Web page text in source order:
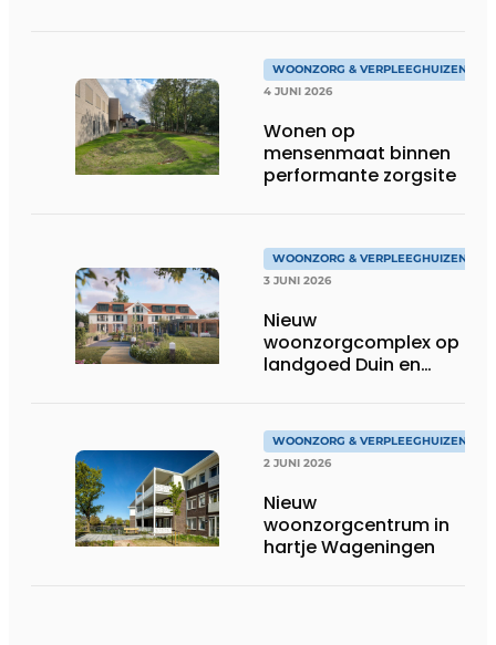
WOONZORG & VERPLEEGHUIZEN
4 JUNI 2026
Wonen op
mensenmaat binnen
performante zorgsite
WOONZORG & VERPLEEGHUIZEN
3 JUNI 2026
Nieuw
woonzorgcomplex op
landgoed Duin en
WOONZORG & VERPLEEGHUIZEN
2 JUNI 2026
Nieuw
woonzorgcentrum in
hartje Wageningen